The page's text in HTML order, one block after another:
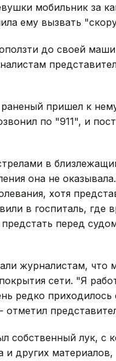
мобильник за
ему вызвать
до своей
пришел к
по "911", и
в
она не
хотя
в госпиталь, где
перед
журналистам, что
сети. "Я
редко приходилось
отметил
собственный лук, с
и других